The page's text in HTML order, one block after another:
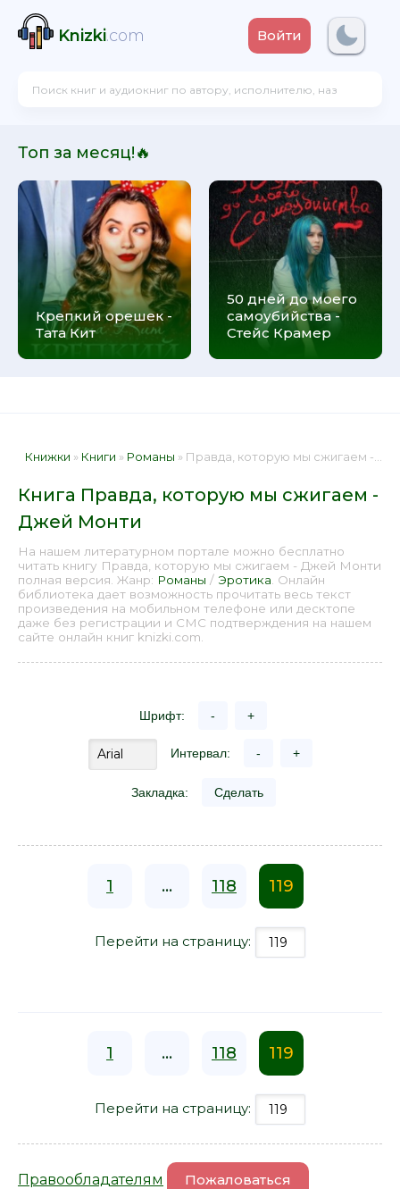
Knizki.com Войти
Топ за месяц!🔥
Крепкий орешек -
Тата Кит
50 дней до моего
самоубийства -
Стейс Крамер
Книжки » Книги » Романы » Правда, которую мы сжигаем - Джей Монти 📕 - Книга онлайн бесплатно
Книга Правда, которую мы сжигаем -
Джей Монти
На нашем литературном портале можно бесплатно
читать книгу Правда, которую мы сжигаем - Джей Монти
полная версия. Жанр: Романы / Эротика . Онлайн
библиотека дает возможность прочитать весь текст
произведения на мобильном телефоне или десктопе
даже без регистрации и СМС подтверждения на нашем
сайте онлайн книг knizki.com.
Шрифт: - +
Интервал: - +
Закладка: Сделать
1 ... 118 119
Перейти на страницу:
1 ... 118 119
Перейти на страницу:
Правообладателям Пожаловаться